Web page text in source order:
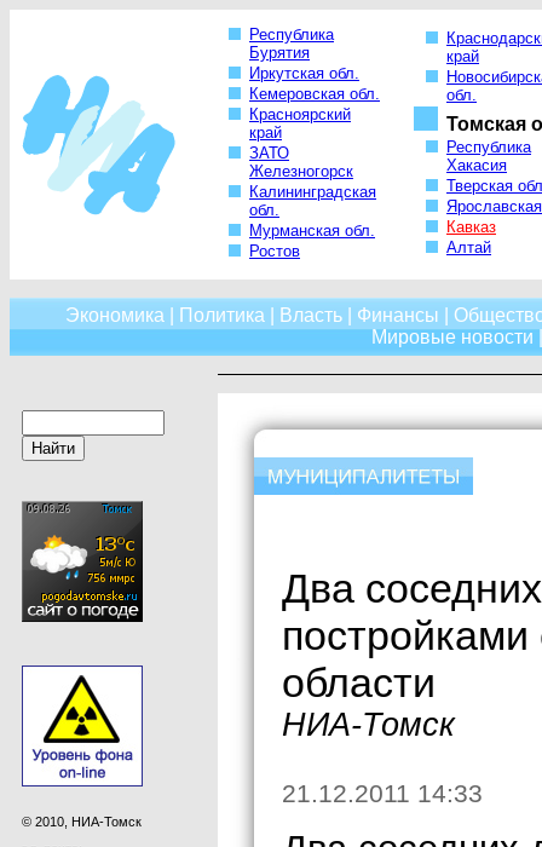
Республика
Бурятия
Иркутская обл.
Кемеровская обл.
Красноярский
край
ЗАТО
Железногорск
Калининградская
обл.
Мурманская обл.
Ростов
край
обл.
Томская
Республика
Хакасия
Тверская
Кавказ
Алтай
Экономика Политика Власть Финансы
Мировые новости
© 2010, НИА-Томск
Два
области
НИА-Томск
21.12.2011 14:33